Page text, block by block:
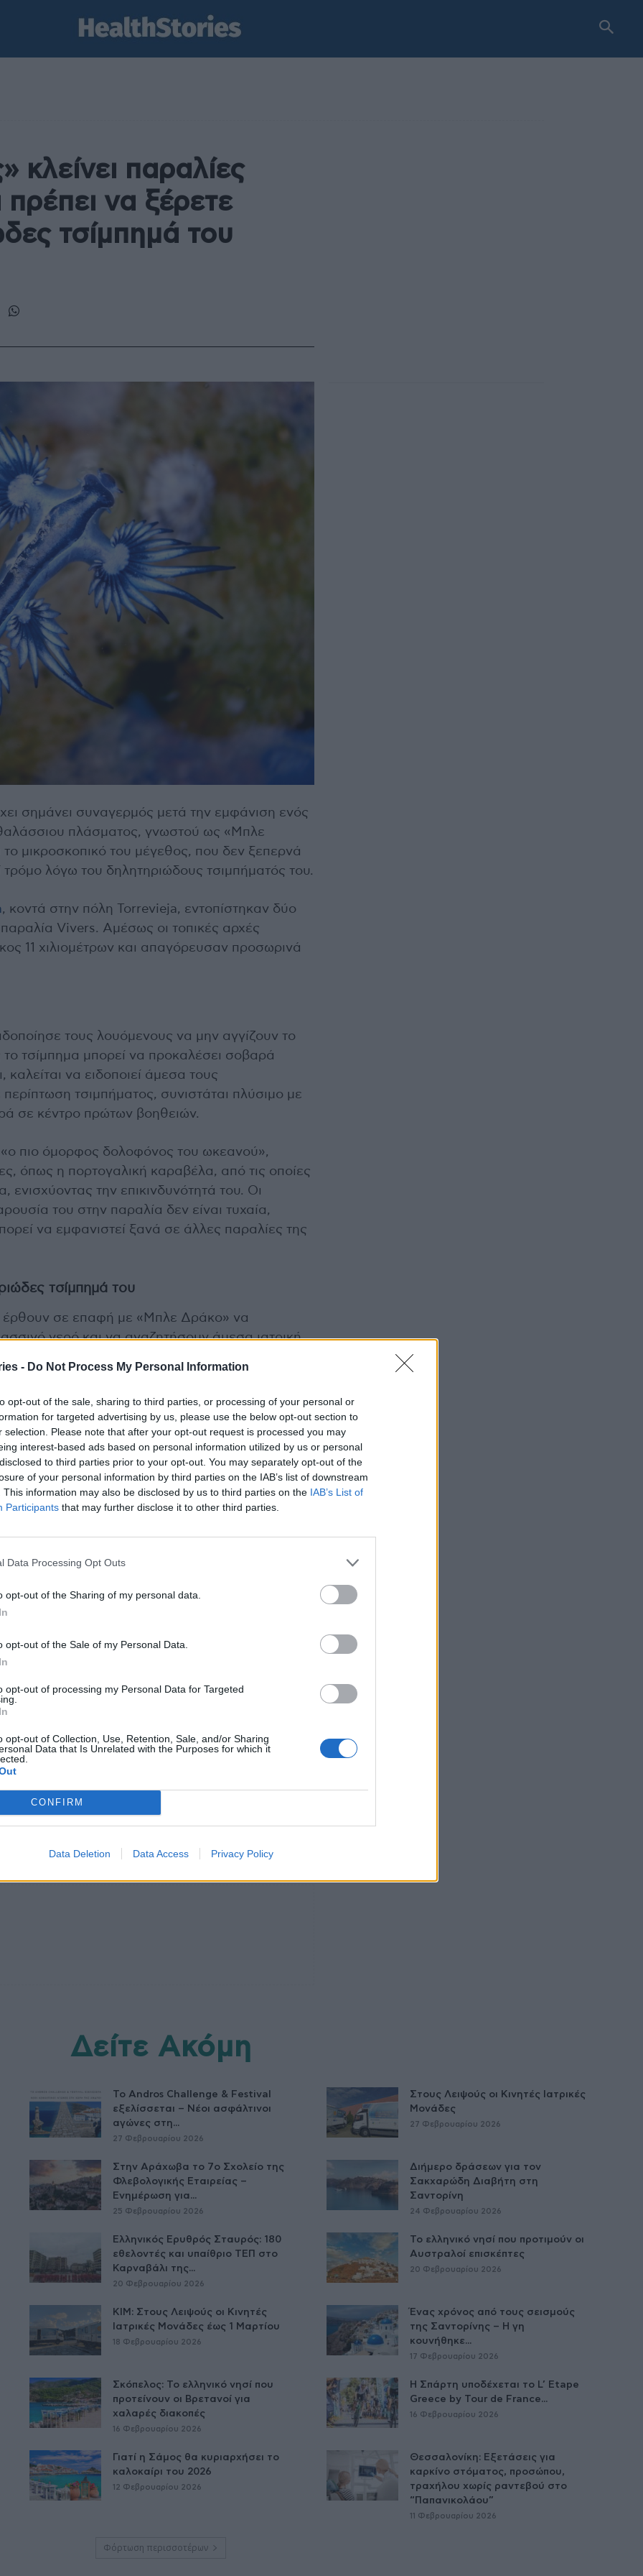
- Do Not Process My Personal Information
opt-out of the sale, sharing to third parties, or processing of your personal or
for targeted advertising by us, please use the below opt-out section to
selection. Please note that after your opt-out request is processed you may
interest-based ads based on personal information utilized by us or personal
to third parties prior to your opt-out. You may separately opt-out of the
of your personal information by third parties on the IAB’s list of downstream
This information may also be disclosed by us to third parties on the IAB’s List of
Participants that may further disclose it to other third parties.
Data Processing Opt Outs
opt-out of the Sharing of my personal data.
opt-out of the Sale of my Personal Data.
opt-out of processing my Personal Data for Targeted
opt-out of Collection, Use, Retention, Sale, and/or Sharing
Data that Is Unrelated with the Purposes for which it
CONFIRM
Data Deletion Data Access Privacy Policy
παραλίες
πρέπει να ξέρετε
τσίμπημά του
σημάνει συναγερμός μετά την εμφάνιση ενός
θαλάσσιου πλάσματος, γνωστού ως «Μπλε
μικροσκοπικό του μέγεθος, που δεν ξεπερνά
λόγω του δηλητηριώδους τσιμπήματός του.
, κοντά στην πόλη Torrevieja, εντοπίστηκαν δύο
Vivers. Αμέσως οι τοπικές αρχές
11 χιλιομέτρων και απαγόρευσαν προσωρινά
τους λουόμενους να μην αγγίζουν το
τσίμπημα μπορεί να προκαλέσει σοβαρά
να ειδοποιεί άμεσα τους
τσιμπήματος, συνιστάται πλύσιμο με
σε κέντρο πρώτων βοηθειών.
πιο όμορφος δολοφόνος του ωκεανού»,
όπως η πορτογαλική καραβέλα, από τις οποίες
ενισχύοντας την επικινδυνότητά του. Οι
του στην παραλία δεν είναι τυχαία,
να εμφανιστεί ξανά σε άλλες παραλίες της
τσίμπημά του
έρθουν σε επαφή με «Μπλε Δράκο» να
νερό και να αναζητήσουν άμεσα ιατρική
τσίμπημα μπορεί να προκαλέσει ναυτία,
κάτι που καθιστά την έγκαιρη ιατρική
του δεν είναι μόνο η εμφάνισή του, αλλά η
από τα θηράματά του. Ο Glaucus
θαλάσσια πλάσματα, όπως η
απορροφήσει το δηλητήριο από τα κεντριά
αποτέλεσμα είναι ένα δηλητήριο που, όταν
να προκαλέσει σοβαρές αντιδράσεις,
που αλλάζει την αλιεία στο Αιγαίο
έναν από αυτούς τους ρομαντικούς
Μπλε Δράκος
Δείτε Ακόμη
Το Andros Challenge & Festival
εξελίσσεται – Νέοι ασφάλτινοι
αγώνες στη...
27 Φεβρουαρίου 2026
Στους Λειψούς οι Κινητές Ιατρικές
Μονάδες
27 Φεβρουαρίου 2026
Στην Αράχωβα το 7ο Σχολείο της
Φλεβολογικής Εταιρείας –
Ενημέρωση για...
25 Φεβρουαρίου 2026
Διήμερο δράσεων για τον
Σακχαρώδη Διαβήτη στη
Σαντορίνη
24 Φεβρουαρίου 2026
Ελληνικός Ερυθρός Σταυρός: 180
εθελοντές και υπαίθριο ΤΕΠ στο
Καρναβάλι της...
20 Φεβρουαρίου 2026
Το ελληνικό νησί που προτιμούν οι
Αυστραλοί επισκέπτες
20 Φεβρουαρίου 2026
ΚΙΜ: Στους Λειψούς οι Κινητές
Ιατρικές Μονάδες έως 1 Μαρτίου
18 Φεβρουαρίου 2026
Ένας χρόνος από τους σεισμούς
της Σαντορίνης – Η γη
κουνήθηκε...
17 Φεβρουαρίου 2026
Σκόπελος: Το ελληνικό νησί που
προτείνουν οι Βρετανοί για
χαλαρές διακοπές
16 Φεβρουαρίου 2026
Η Σπάρτη υποδέχεται το L’ Etape
Greece by Tour de France...
16 Φεβρουαρίου 2026
Γιατί η Σάμος θα κυριαρχήσει το
καλοκαίρι του 2026
12 Φεβρουαρίου 2026
Θεσσαλονίκη: Εξετάσεις για
καρκίνο στόματος, προσώπου,
τραχήλου χωρίς ραντεβού στο
“Παπανικολάου”
11 Φεβρουαρίου 2026
Φόρτωση περισσοτέρων